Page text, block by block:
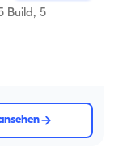
Build, 5